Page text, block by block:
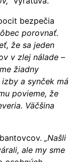
bezpečia
porovnať.
že sa jeden
v zlej nálade –
žiadny
a synček má
povieme, že
Väčšina
„Našli
ale my sme